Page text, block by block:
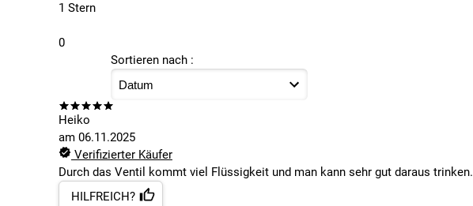
1 Stern
0
Sortieren nach :
Heiko
am 06.11.2025
Verifizierter Käufer
Durch das Ventil kommt viel Flüssigkeit und man kann sehr gut daraus trinken.
HILFREICH?